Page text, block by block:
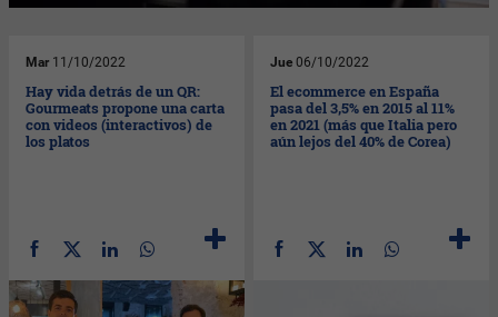
Mar 11/10/2022
Hay vida detrás de un QR:
Gourmeats propone una carta
con videos (interactivos) de
los platos
Jue 06/10/2022
El ecommerce en España
pasa del 3,5% en 2015 al 11%
en 2021 (más que Italia pero
aún lejos del 40% de Corea)